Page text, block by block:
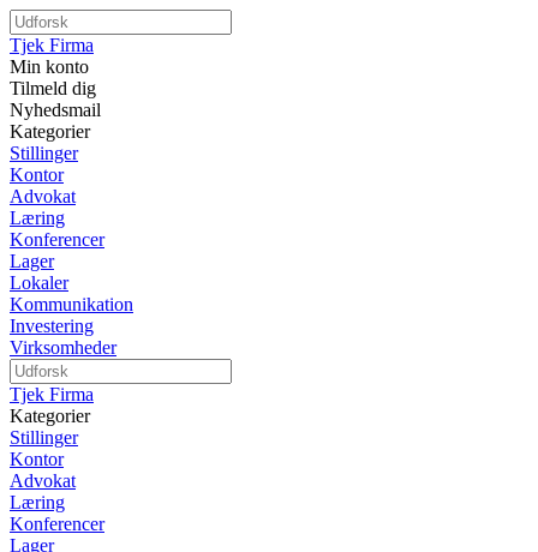
Tjek Firma
Min konto
Tilmeld dig
Nyhedsmail
Kategorier
Stillinger
Kontor
Advokat
Læring
Konferencer
Lager
Lokaler
Kommunikation
Investering
Virksomheder
Tjek Firma
Kategorier
Stillinger
Kontor
Advokat
Læring
Konferencer
Lager